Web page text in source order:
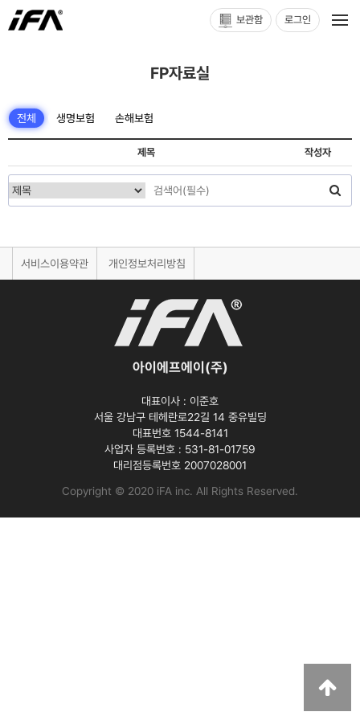
보관함 로그인
FP자료실
전체 생명보험 손해보험
제목 작성자
서비스이용약관 개인정보처리방침
아이에프에이(주)
대표이사 : 이준호
서울 강남구 테헤란로22길 14 중유빌딩
대표번호 1544-8141
사업자 등록번호 : 531-81-01759
대리점등록번호 2007028001
Copyright © 2020 iFA inc. All Rights Reserved.